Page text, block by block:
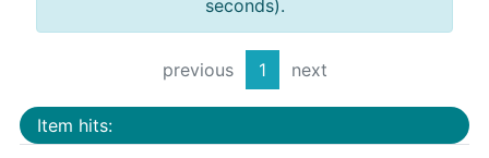
seconds).
previous 1 next
Item hits: